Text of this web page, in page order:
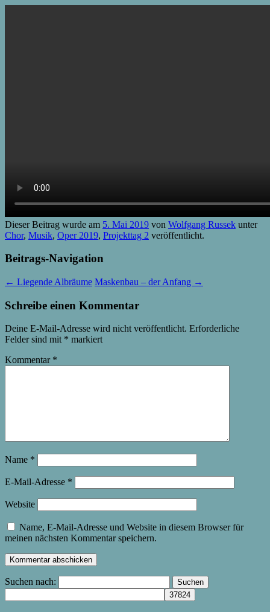
Dieser Beitrag wurde am 5. Mai 2019 von Wolfgang Russek unter
Chor, Musik, Oper 2019, Projekttag 2 veröffentlicht.
Beitrags-Navigation
← Liegende Albräume Maskenbau – der Anfang →
Schreibe einen Kommentar
Deine E-Mail-Adresse wird nicht veröffentlicht. Erforderliche
Felder sind mit * markiert
Kommentar *
Name *
E-Mail-Adresse *
Website
Name, E-Mail-Adresse und Website in diesem Browser für
meinen nächsten Kommentar speichern.
Suchen nach: